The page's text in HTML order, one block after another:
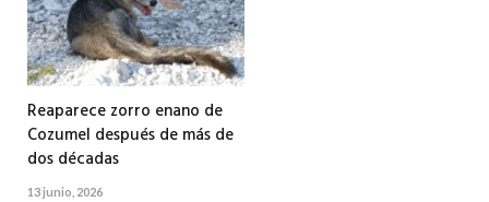
Reaparece zorro enano de
Cozumel después de más de
dos décadas
13 junio, 2026